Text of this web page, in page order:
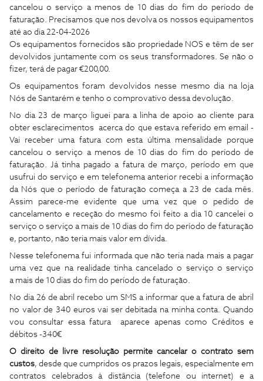
cancelou o serviço a menos de 10 dias do fim do período de
faturação. Precisamos que nos devolva os nossos equipamentos
até ao dia 22-04-2026
Os equipamentos fornecidos são propriedade NOS e têm de ser
devolvidos juntamente com os seus transformadores. Se não o
fizer, terá de pagar €200,00.
Os equipamentos foram devolvidos nesse mesmo dia na loja
Nós de Santarém e tenho o comprovativo dessa devolução.
No dia 23 de março liguei para a linha de apoio ao cliente para
obter esclarecimentos acerca do que estava referido em email -
Vai receber uma fatura com esta última mensalidade porque
cancelou o serviço a menos de 10 dias do fim do período de
faturação. Já tinha pagado a fatura de março, período em que
usufrui do serviço e em telefonema anterior recebi a informação
da Nós que o período de faturação começa a 23 de cada mês.
Assim parece-me evidente que uma vez que o pedido de
cancelamento e receção do mesmo foi feito a dia 10 cancelei o
serviço o serviço a mais de 10 dias do fim do período de faturação
e, portanto, não teria mais valor em dívida.
Nesse telefonema fui informada que não teria nada mais a pagar
uma vez que na realidade tinha cancelado o serviço o serviço
a mais de 10 dias do fim do período de faturação.
No dia 26 de abril recebo um SMS a informar que a fatura de abril
no valor de 340 euros vai ser debitada na minha conta. Quando
vou consultar essa fatura aparece apenas como Créditos e
débitos -340€
O direito de livre resolução permite cancelar o contrato sem
custos, desde que cumpridos os prazos legais, especialmente em
contratos celebrados à distância (telefone ou internet) e a